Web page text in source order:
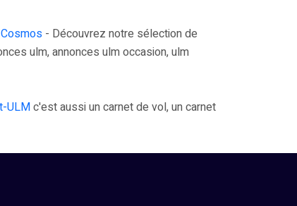
Cosmos - Découvrez notre sélection de
ulm, annonces ulm occasion, ulm
ULMc'est aussi un carnet de vol, un carnet